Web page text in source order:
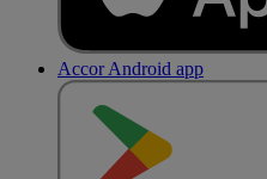
Accor Android app